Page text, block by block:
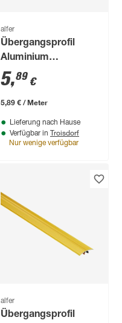
alfer
Übergangsprofil
Aluminium
messingfarben 1000
x 20 mm
5,89 €
5,89 € / Meter
Lieferung nach Hause
Verfügbar in Troisdorf
Nur wenige verfügbar
alfer
Übergangsprofil